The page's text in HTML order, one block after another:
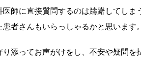
師に直接質問するのは躊躇してしま
者さんもいらっしゃるかと思います。
添ってお声がけをし、不安や疑問を